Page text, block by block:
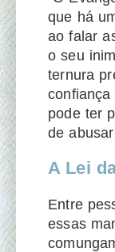
que há
ao falar
o seu
ternura
pode ter
de
A Lei
Entre
essas